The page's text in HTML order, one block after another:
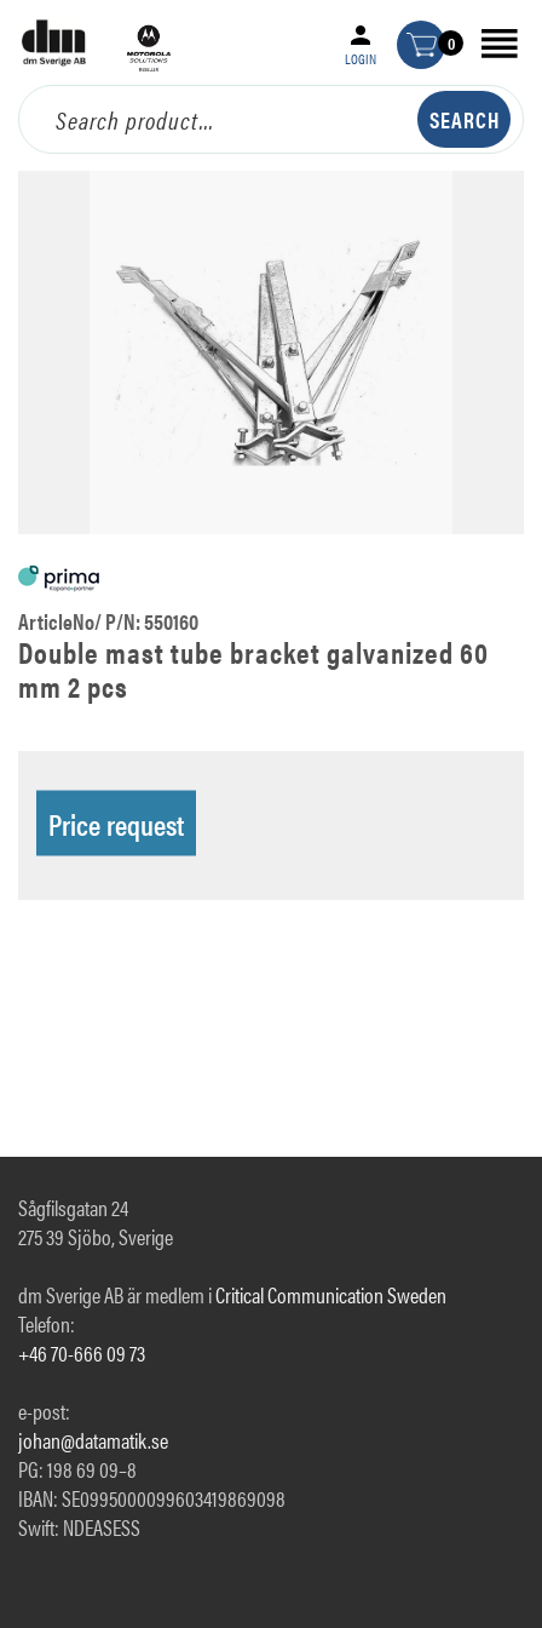
LOGIN
0
ArticleNo/ P/N: 550160
Double mast tube bracket galvanized 60
mm 2 pcs
Price request
Sågfilsgatan 24
275 39 Sjöbo, Sverige
dm Sverige AB är medlem iCritical Communication Sweden
Telefon:
+46 70-666 09 73
e-post:
johan@datamatik.se
PG: 198 69 09–8
IBAN: SE0995000099603419869098
Swift: NDEASESS